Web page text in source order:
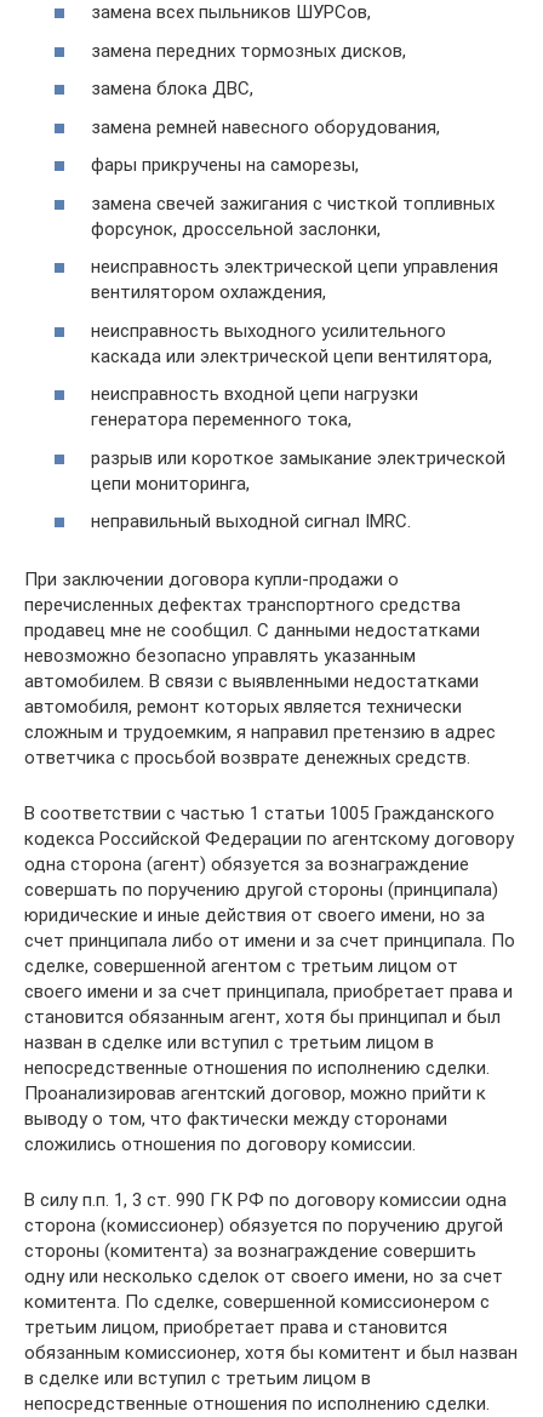
замена всех пыльников ШУРСов,
замена передних тормозных дисков,
замена блока ДВС,
замена ремней навесного оборудования,
фары прикручены на саморезы,
замена свечей зажигания с чисткой топливных
форсунок, дроссельной заслонки,
неисправность электрической цепи управления
вентилятором охлаждения,
неисправность выходного усилительного
каскада или электрической цепи вентилятора,
неисправность входной цепи нагрузки
генератора переменного тока,
разрыв или короткое замыкание электрической
цепи мониторинга,
неправильный выходной сигнал IMRC.
При заключении договора купли-продажи о
перечисленных дефектах транспортного средства
продавец мне не сообщил. С данными недостатками
невозможно безопасно управлять указанным
автомобилем. В связи с выявленными недостатками
автомобиля, ремонт которых является технически
сложным и трудоемким, я направил претензию в адрес
ответчика с просьбой возврате денежных средств.
В соответствии с частью 1 статьи 1005 Гражданского
кодекса Российской Федерации по агентскому договору
одна сторона (агент) обязуется за вознаграждение
совершать по поручению другой стороны (принципала)
юридические и иные действия от своего имени, но за
счет принципала либо от имени и за счет принципала. По
сделке, совершенной агентом с третьим лицом от
своего имени и за счет принципала, приобретает права и
становится обязанным агент, хотя бы принципал и был
назван в сделке или вступил с третьим лицом в
непосредственные отношения по исполнению сделки.
Проанализировав агентский договор, можно прийти к
выводу о том, что фактически между сторонами
сложились отношения по договору комиссии.
В силу п.п. 1, 3 ст. 990 ГК РФ по договору комиссии одна
сторона (комиссионер) обязуется по поручению другой
стороны (комитента) за вознаграждение совершить
одну или несколько сделок от своего имени, но за счет
комитента. По сделке, совершенной комиссионером с
третьим лицом, приобретает права и становится
обязанным комиссионер, хотя бы комитент и был назван
в сделке или вступил с третьим лицом в
непосредственные отношения по исполнению сделки.